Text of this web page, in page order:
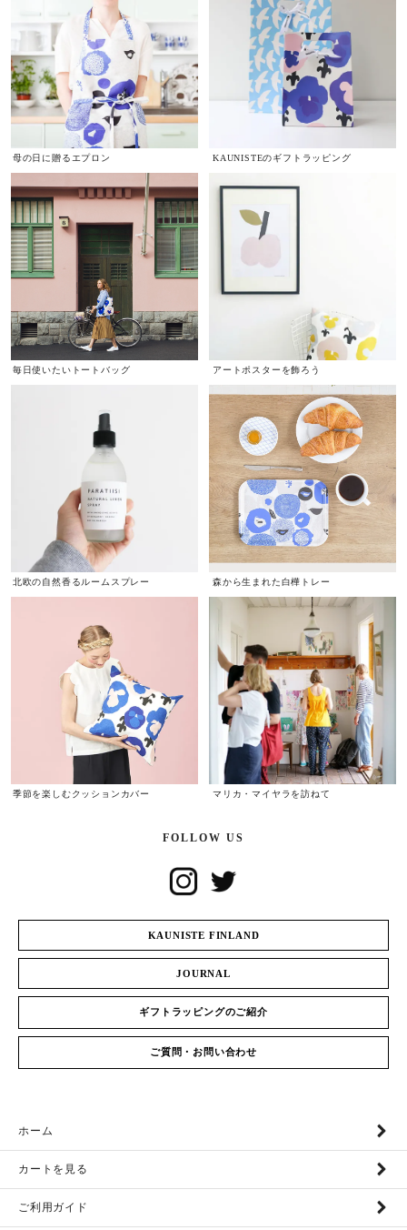
母の日に贈るエプロン KAUNISTEのギフトラッピング
毎日使いたいトートバッグ アートポスターを飾ろう
北欧の自然香るルームスプレー 森から生まれた白樺トレー
季節を楽しむクッションカバー マリカ・マイヤラを訪ねて
FOLLOW US
KAUNISTE FINLAND
JOURNAL
ギフトラッピングのご紹介
ご質問・お問い合わせ
ホーム
カートを見る
ご利用ガイド